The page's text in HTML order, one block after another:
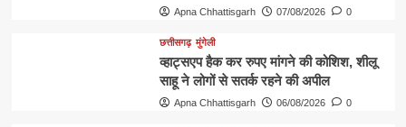
Apna Chhattisgarh 07/08/2026 0
छत्तीसगढ़ मुंगेली
व्हाट्सएप हैक कर रुपए मांगने की कोशिश, शीलू
साहू ने लोगों से सतर्क रहने की अपील
Apna Chhattisgarh 06/08/2026 0